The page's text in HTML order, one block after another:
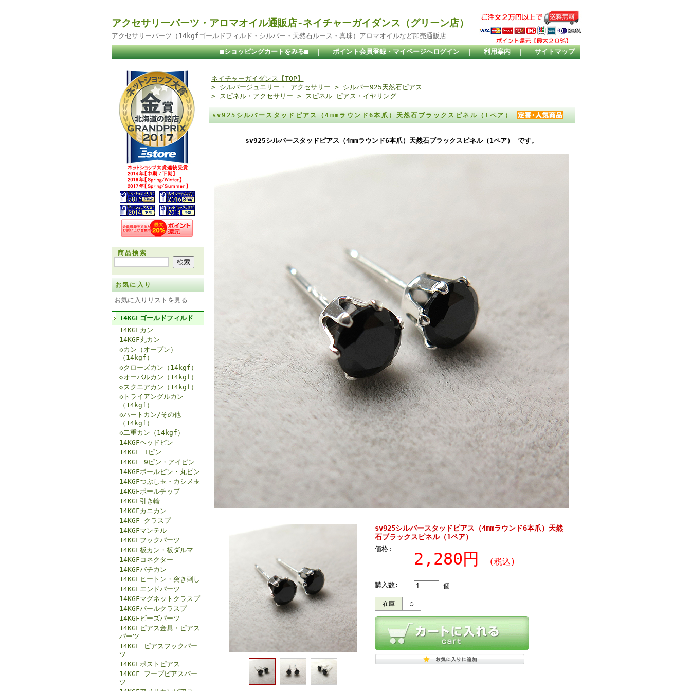
アクセサリーパーツ・アロマオイル通販店-ネイチャーガイダンス（グリーン店）
アクセサリーパーツ（14kgfゴールドフィルド・シルバー・天然石ルース・真珠）アロマオイルなど卸売通販店
■ショッピングカートをみる■ ｜ ポイント会員登録・マイページへログイン ｜ 利用案内 ｜ サイトマップ
商品検索
お気に入り
お気に入りリストを見る
14KGFゴールドフィルド
14KGFカン
14KGF丸カン
◇カン（オープン）
（14kgf）
◇クローズカン（14kgf）
◇オーバルカン（14kgf）
◇スクエアカン（14kgf）
◇トライアングルカン
（14kgf）
◇ハートカン/その他
（14kgf）
◇二重カン（14kgf）
14KGFヘッドピン
14KGF Tピン
14KGF 9ピン・アイピン
14KGFボールピン・丸ピン
14KGFつぶし玉・カシメ玉
14KGFボールチップ
14KGF引き輪
14KGFカニカン
14KGF クラスプ
14KGFマンテル
14KGFフックパーツ
14KGF板カン・板ダルマ
14KGFコネクター
14KGFバチカン
14KGFヒートン・突き刺し
14KGFエンドパーツ
14KGFマグネットクラスプ
14KGFパールクラスプ
14KGFビーズパーツ
14KGFピアス金具・ピアス
パーツ
14KGF ピアスフックパー
ツ
14KGFポストピアス
14KGF フープピアスパー
ツ
ネイチャーガイダンス【TOP】
> シルバージュエリー・ アクセサリー > シルバー925天然石ピアス
> スピネル・アクセサリー > スピネル ピアス・イヤリング
sv925シルバースタッドピアス（4mmラウンド6本爪）天然石ブラックスピネル（1ペア）
sv925シルバースタッドピアス（4mmラウンド6本爪）天然石ブラックスピネル（1ペア） です。
sv925シルバースタッドピアス（4mmラウンド6本爪）天然
石ブラックスピネル（1ペア）
価格:
2,280円 (税込)
購入数: 個
在庫 ○